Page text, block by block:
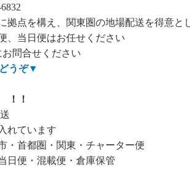
点を構え、関東圏の地場配送を得意と
、当日便はお任せください
問合せください
うぞ▼
！！
れています
・首都圏・関東・チャーター便
日便・混載便・倉庫保管